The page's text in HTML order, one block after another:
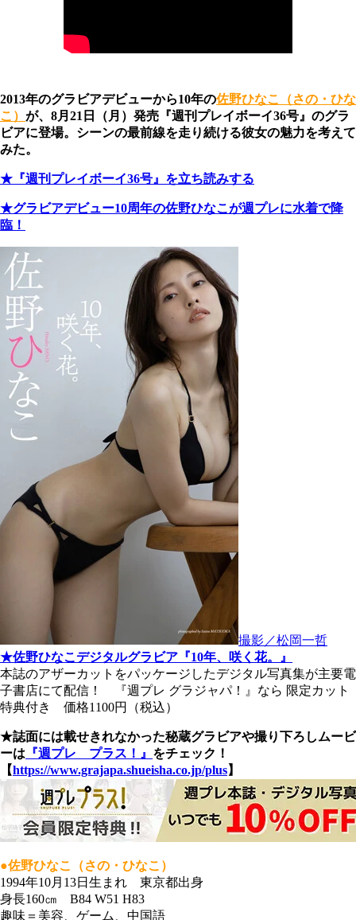
2013年のグラビアデビューから10年の佐野ひなこ（さの・ひな
こ） が、8月21日（月）発売『週刊プレイボーイ36号』のグラ
ビアに登場。シーンの最前線を走り続ける彼女の魅力を考えて
みた。
★『週刊プレイボーイ36号』を立ち読みする
★グラビアデビュー10周年の佐野ひなこが週プレに水着で降
臨！
撮影／松岡一哲
★佐野ひなこデジタルグラビア『10年、咲く花。』
本誌のアザーカットをパッケージしたデジタル写真集が主要電
子書店にて配信！ 『週プレ グラジャパ！』なら 限定カット
特典付き 価格1100円（税込）
★誌面には載せきれなかった秘蔵グラビアや撮り下ろしムービ
ーは 『週プレ プラス！』 をチェック！
【https://www.grajapa.shueisha.co.jp/plus】
●佐野ひなこ（さの・ひなこ）
1994年10月13日生まれ 東京都出身
身長160㎝ B84 W51 H83
趣味＝美容、ゲーム、中国語